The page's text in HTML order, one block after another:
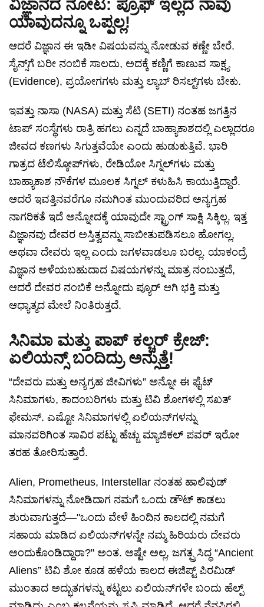
ವಿಜ್ಞಾನದ ನೋಟ: ಪ್ರೂಫ್ ಇಲ್ಲದೆ ನಾವು
ಯಾವುದನ್ನೂ ಒಪ್ಪಲ್ಲ!
ಆದರೆ ವಿಜ್ಞಾನ ಈ ಇಡೀ ವಿಷಯವನ್ನು ನೋಡುವ ಕಣ್ಣೇ ಬೇರೆ.
ಸೈನ್ಸ್‌ಗೆ ಬರೀ ನಂಬಿಕೆ ಸಾಲದು, ಅದಕ್ಕೆ ಕಣ್ಣಿಗೆ ಕಾಣುವ ಸಾಕ್ಷ್ಯ
(Evidence), ಪ್ರಯೋಗಗಳು ಮತ್ತು ಲ್ಯಾಬ್ ರಿಸಲ್ಟ್‌ಗಳು ಬೇಕು.
ಇವತ್ತು ನಾಸಾ (NASA) ಮತ್ತು ಸೆಟಿ (SETI) ನಂತಹ ಜಗತ್ತಿನ
ಟಾಪ್ ಸಂಸ್ಥೆಗಳು ರಾತ್ರಿ ಹಗಲು ಎನ್ನದೆ ಬಾಹ್ಯಾಕಾಶದಲ್ಲಿ ಎಲ್ಲಾದರೂ
ಜೀವದ ಕಣಗಳು ಸಿಗುತ್ತವೆಯೇ ಎಂದು ಹುಡುಕುತ್ತಿವೆ. ಭಾರಿ
ಗಾತ್ರದ ಟೆಲಿಸ್ಕೋಪ್‌ಗಳು, ರೇಡಿಯೋ ಸಿಗ್ನಲ್‌ಗಳು ಮತ್ತು
ಬಾಹ್ಯಾಕಾಶ ನೌಕೆಗಳ ಮೂಲಕ ಸಿಗ್ನಲ್ ಕಳುಹಿಸಿ ಕಾಯುತ್ತಿದ್ದಾರೆ.
ಆದರೆ ಇವತ್ತಿನವರೆಗೂ ನಮಗಿಂತ ಮುಂದುವರಿದ ಅನ್ಯಗ್ರಹ
ನಾಗರಿಕತೆ ಇದೆ ಅನ್ನೋದಕ್ಕೆ ಯಾವುದೇ ಸ್ಟ್ರಾಂಗ್ ಸಾಕ್ಷಿ ಸಿಕ್ಕಿಲ್ಲ. ಇತ್ತ
ವಿಜ್ಞಾನವು ದೇವರ ಅಸ್ತಿತ್ವವನ್ನು ಸಾಬೀತುಪಡಿಸಲೂ ಹೋಗಲ್ಲ,
ಅಥವಾ ದೇವರು ಇಲ್ಲ ಎಂದು ಜಗಳವಾಡಲೂ ಬರಲ್ಲ. ಯಾಕಂದ್ರೆ
ವಿಜ್ಞಾನ ಅಳೆಯಬಹುದಾದ ವಿಷಯಗಳನ್ನು ಮಾತ್ರ ನಂಬುತ್ತದೆ,
ಆದರೆ ದೇವರ ನಂಬಿಕೆ ಅನ್ನೋದು ಪ್ಯೂರ್ ಆಗಿ ಭಕ್ತಿ ಮತ್ತು
ಆಧ್ಯಾತ್ಮದ ಮೇಲೆ ನಿಂತಿರುತ್ತದೆ.
ಸಿನಿಮಾ ಮತ್ತು ಪಾಪ್ ಕಲ್ಚರ್ ಕ್ರೇಜ್:
ಏಲಿಯನ್ಸ್ ಬಂದಿದ್ರು ಅನ್ಸುತ್ತೆ!
“ದೇವರು ಮತ್ತು ಅನ್ಯಗ್ರಹ ಜೀವಿಗಳು” ಅನ್ನೋ ಈ ಫೈಟ್
ಸಿನಿಮಾಗಳು, ಕಾದಂಬರಿಗಳು ಮತ್ತು ಟಿವಿ ಶೋಗಳಲ್ಲಿ ಸಖತ್
ಫೇಮಸ್. ಎಷ್ಟೋ ಸಿನಿಮಾಗಳಲ್ಲಿ ಏಲಿಯನ್‌ಗಳನ್ನು
ಮಾನವರಿಗಿಂತ ಸಾವಿರ ಪಟ್ಟು ಹೆಚ್ಚು ಮ್ಯಾಜಿಕಲ್ ಪವರ್ ಇರೋ
ತರಹ ತೋರಿಸುತ್ತಾರೆ.
Alien, Prometheus, Interstellar ನಂತಹ ಹಾಲಿವುಡ್
ಸಿನಿಮಾಗಳನ್ನು ನೋಡಿದಾಗ ನಮಗೆ ಒಂದು ಡೌಟ್ ಕಾಡಲು
ಶುರುವಾಗುತ್ತದೆ—"ಒಂದು ವೇಳೆ ಹಿಂದಿನ ಕಾಲದಲ್ಲಿ ನಮಗೆ
ಸಹಾಯ ಮಾಡಿದ ಏಲಿಯನ್‌ಗಳನ್ನೇ ನಮ್ಮ ಹಿರಿಯರು ದೇವರು
ಅಂದುಕೊಂಡಿದ್ದಾರಾ?" ಅಂತ. ಅಷ್ಟೇ ಅಲ್ಲ, ಜಗತ್ಪ್ರಸಿದ್ಧ “Ancient
Aliens” ಟಿವಿ ಶೋ ಕೂಡ ಹಳೆಯ ಕಾಲದ ಈಜಿಪ್ಟ್ ಪಿರಮಿಡ್
ಮುಂತಾದ ಅದ್ಭುತಗಳನ್ನು ಕಟ್ಟಲು ಏಲಿಯನ್‌ಗಳೇ ಬಂದು ಹೆಲ್ಪ್